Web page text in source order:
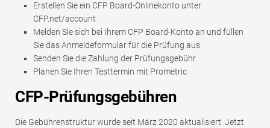
Erstellen Sie ein CFP Board-Onlinekonto unter
CFP.net/account
Melden Sie sich bei Ihrem CFP Board-Konto an und füllen
Sie das Anmeldeformular für die Prüfung aus
Senden Sie die Zahlung der Prüfungsgebühr
Planen Sie Ihren Testtermin mit Prometric
CFP-Prüfungsgebühren
Die Gebührenstruktur wurde seit März 2020 aktualisiert. Jetzt